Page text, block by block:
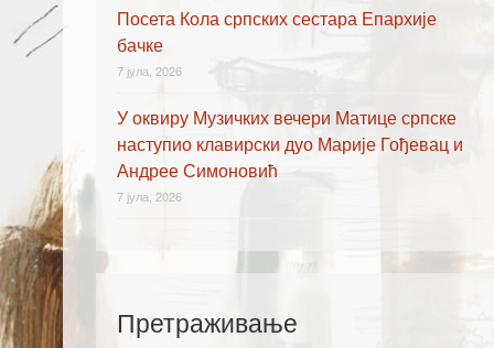
Посета Кола српских сестара Епархије
бачке
7 јула, 2026
У оквиру Музичких вечери Матице српске
наступио клавирски дуо Марије Гођевац и
Андрее Симоновић
7 јула, 2026
Претраживање